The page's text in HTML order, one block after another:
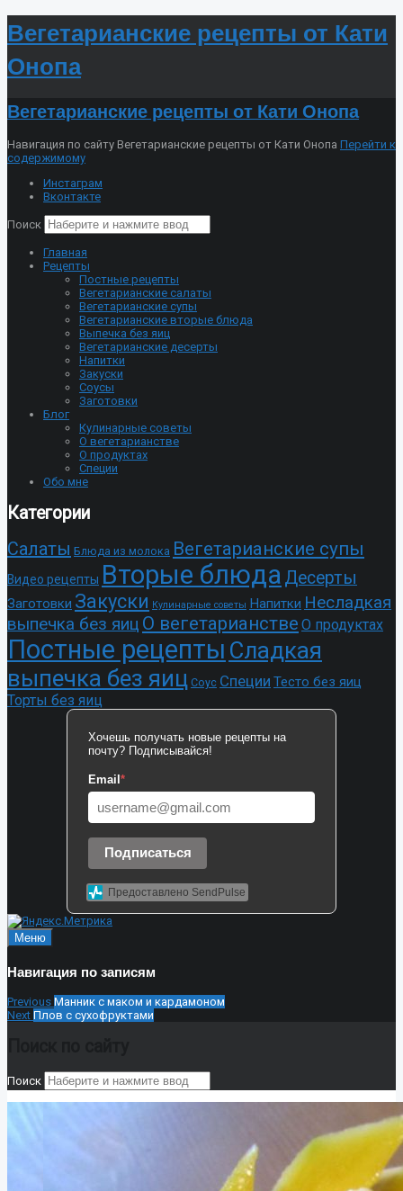
Вегетарианские рецепты от Кати
Онопа
Вегетарианские рецепты от Кати Онопа
Навигация по сайту Вегетарианские рецепты от Кати Онопа Перейти к
содержимому
Инстаграм
Вконтакте
Поиск
Главная
Рецепты
Постные рецепты
Вегетарианские салаты
Вегетарианские супы
Вегетарианские вторые блюда
Выпечка без яиц
Вегетарианские десерты
Напитки
Закуски
Соусы
Заготовки
Блог
Кулинарные советы
О вегетарианстве
О продуктах
Специи
Обо мне
Категории
Cалаты Блюда из молока Вегетарианские супы
Видео рецепты Вторые блюда Десерты
Заготовки Закуски Кулинарные советы Напитки Несладкая
выпечка без яиц О вегетарианстве О продуктах
Постные рецепты Сладкая
выпечка без яиц Соус Специи Тесто без яиц
Торты без яиц
Хочешь получать новые рецепты на
почту? Подписывайся!
Email *
Подписаться
Предоставлено SendPulse
Меню
Навигация по записям
Previous Манник с маком и кардамоном
Next Плов с сухофруктами
Поиск